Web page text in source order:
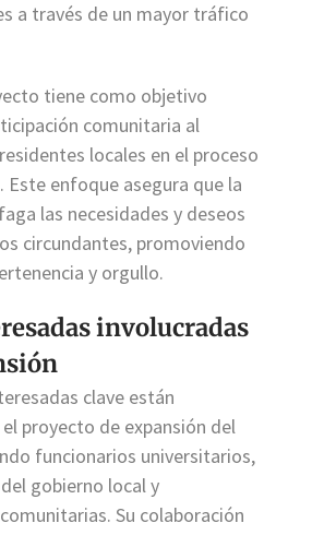
a través de un mayor tráfico
tiene como objetivo
comunitaria al
locales en el proceso
Este enfoque asegura que la
las necesidades y deseos
circundantes, promoviendo
y orgullo.
involucradas
clave están
proyecto de expansión del
funcionarios universitarios,
gobierno local y
Su colaboración